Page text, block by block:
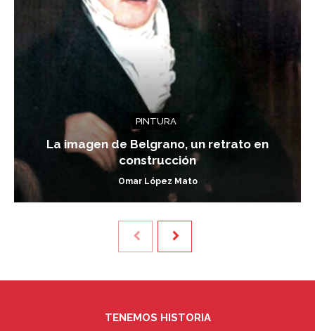
PINTURA
La imagen de Belgrano, un retrato en
construcción
Omar López Mato
TENEMOS HISTORIA